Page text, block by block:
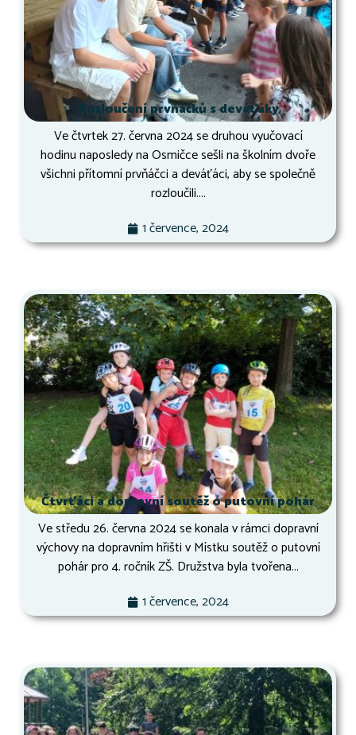
Rozloučení prvňáčků s deváťáky
Ve čtvrtek 27. června 2024 se druhou vyučovací
hodinu naposledy na Osmičce sešli na školním dvoře
všichni přítomní prvňáčci a deváťáci, aby se společně
rozloučili....
1 července, 2024
Čtvrťáci a dopravní soutěž o putovní pohár
Ve středu 26. června 2024 se konala v rámci dopravní
výchovy na dopravním hřišti v Místku soutěž o putovní
pohár pro 4. ročník ZŠ. Družstva byla tvořena...
1 července, 2024